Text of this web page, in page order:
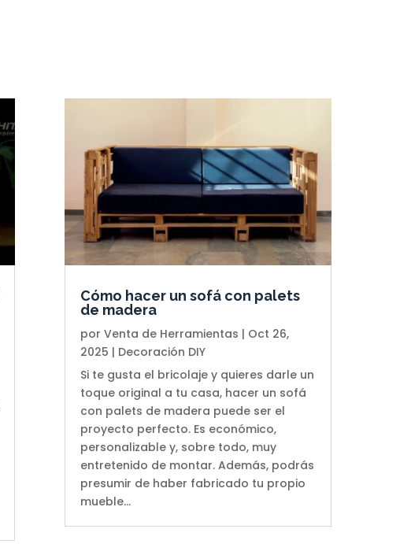
Cómo hacer un sofá con palets
de madera
porVenta de Herramientas | Oct 26,
2025 | Decoración DIY
Si te gusta el bricolaje y quieres darle un
toque original a tu casa, hacer un sofá
con palets de madera puede ser el
proyecto perfecto. Es económico,
personalizable y, sobre todo, muy
entretenido de montar. Además, podrás
presumir de haber fabricado tu propio
mueble...